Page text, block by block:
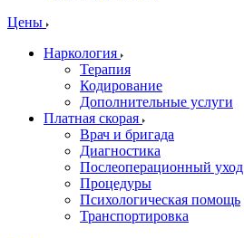
Цены
Наркология
Терапия
Кодирование
Дополнительные услуги
Платная скорая
Врач и бригада
Диагностика
Послеоперационный уход
Процедуры
Психологическая помощь
Транспортировка